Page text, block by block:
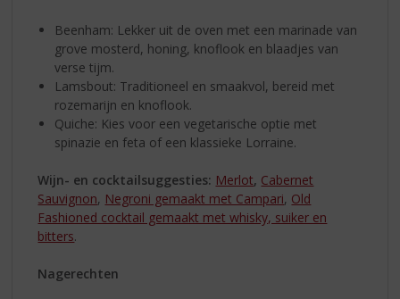
Beenham: Lekker uit de oven met een marinade van
grove mosterd, honing, knoflook en blaadjes van
verse tijm.
Lamsbout: Traditioneel en smaakvol, bereid met
rozemarijn en knoflook.
Quiche: Kies voor een vegetarische optie met
spinazie en feta of een klassieke Lorraine.
Wijn- en cocktailsuggesties: Merlot, Cabernet
Sauvignon, Negroni gemaakt met Campari, Old
Fashioned cocktail gemaakt met whisky, suiker en
bitters.
Nagerechten